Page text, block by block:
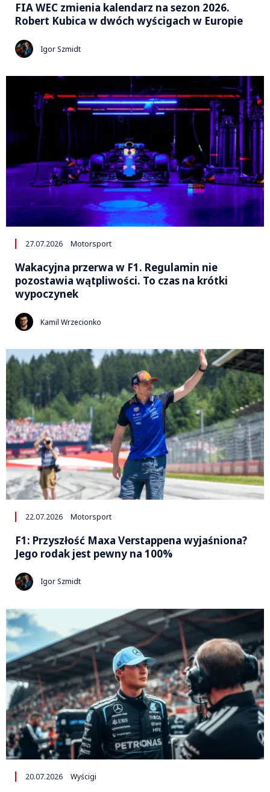
FIA WEC zmienia kalendarz na sezon 2026.
Robert Kubica w dwóch wyścigach w Europie
Igor Szmidt
27.07.2026 Motorsport
Wakacyjna przerwa w F1. Regulamin nie
pozostawia wątpliwości. To czas na krótki
wypoczynek
Kamil Wrzecionko
22.07.2026 Motorsport
F1: Przyszłość Maxa Verstappena wyjaśniona?
Jego rodak jest pewny na 100%
Igor Szmidt
20.07.2026 Wyścigi